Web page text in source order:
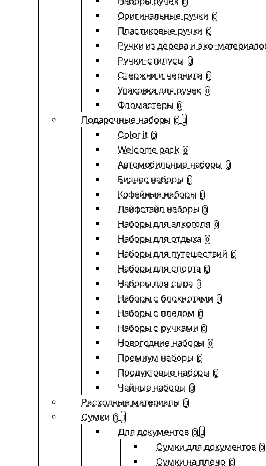
0
Оригинальные ручки 0
Пластиковые ручки 0
Ручки из дерева и эко-
Ручки-стилусы 0
Стержни и чернила 0
Упаковка для ручек 0
Фломастеры 0
Подарочные наборы 0
Color it 0
Welcome pack 0
Автомобильные наборы 0
Бизнес наборы 0
Кофейные наборы 0
Лайфстайл наборы 0
Наборы для алкоголя 0
Наборы для отдыха 0
Наборы для путешествий 0
Наборы для спорта 0
Наборы для сыра 0
Наборы с блокнотами 0
Наборы с пледом 0
Наборы с ручками 0
Новогодние наборы 0
Премиум наборы 0
Продуктовые наборы 0
Чайные наборы 0
Расходные материалы 0
Сумки 0
Для документов 0
Сумки для документов 0
Сумки на плечо 0